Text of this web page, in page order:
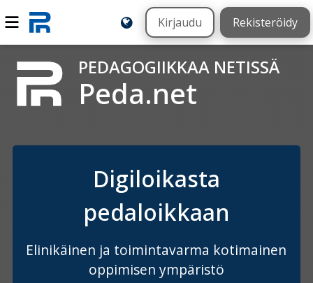
Kirjaudu Rekisteröidy
PEDAGOGIIKKAA NETISSÄ
Peda.net
Digiloikasta
pedaloikkaan
Elinikäinen ja toimintavarma kotimainen
oppimisen ympäristö